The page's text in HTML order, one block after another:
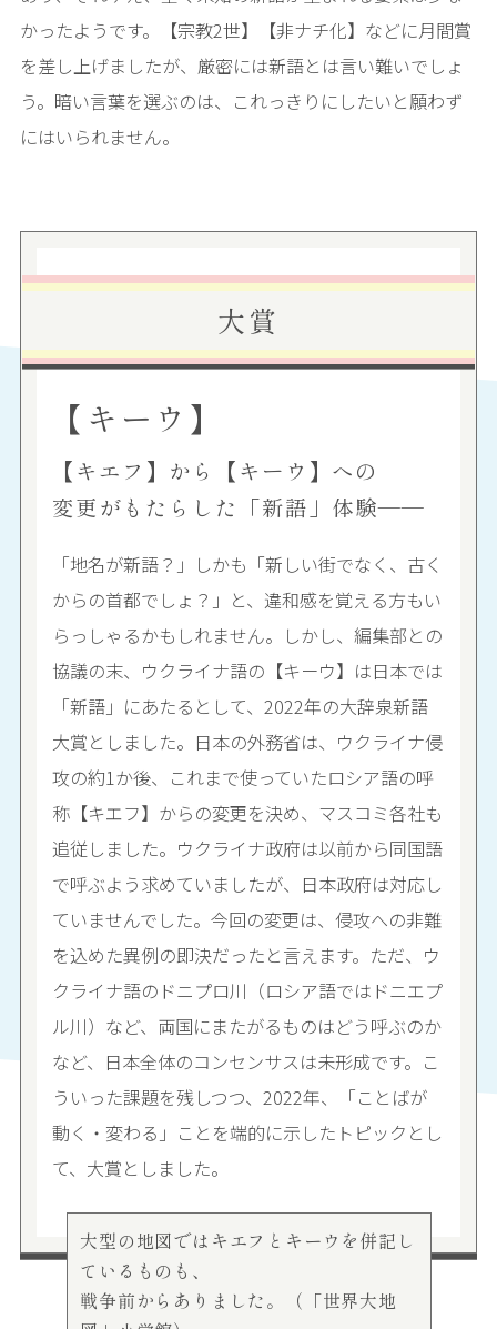
かったようです。【宗教2世】【非ナチ化】などに月間賞
を差し上げましたが、厳密には新語とは言い難いでしょ
う。暗い言葉を選ぶのは、これっきりにしたいと願わず
にはいられません。
大賞
【キーウ】
【キエフ】から【キーウ】への
変更がもたらした「新語」体験――
「地名が新語？」しかも「新しい街でなく、古く
からの首都でしょ？」と、違和感を覚える方もい
らっしゃるかもしれません。しかし、編集部との
協議の末、ウクライナ語の【キーウ】は日本では
「新語」にあたるとして、2022年の大辞泉新語
大賞としました。日本の外務省は、ウクライナ侵
攻の約1か後、これまで使っていたロシア語の呼
称【キエフ】からの変更を決め、マスコミ各社も
追従しました。ウクライナ政府は以前から同国語
で呼ぶよう求めていましたが、日本政府は対応し
ていませんでした。今回の変更は、侵攻への非難
を込めた異例の即決だったと言えます。ただ、ウ
クライナ語のドニプロ川（ロシア語ではドニエプ
ル川）など、両国にまたがるものはどう呼ぶのか
など、日本全体のコンセンサスは未形成です。こ
ういった課題を残しつつ、2022年、「ことばが
動く・変わる」ことを端的に示したトピックとし
て、大賞としました。
大型の地図ではキエフとキーウを併記し
ているものも、
戦争前からありました。（「世界大地